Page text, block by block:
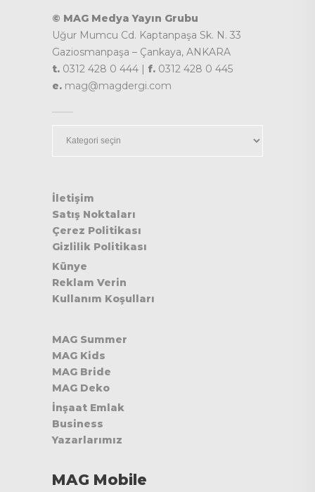
© MAG Medya Yayın Grubu
Uğur Mumcu Cd. Kaptanpaşa Sk. N. 33
Gaziosmanpaşa – Çankaya, ANKARA
t. 0312 428 0 444 | f. 0312 428 0 445
e. mag@magdergi.com
İletişim
Satış Noktaları
Çerez Politikası
Gizlilik Politikası
Künye
Reklam Verin
Kullanım Koşulları
MAG Summer
MAG Kids
MAG Bride
MAG Deko
İnşaat Emlak
Business
Yazarlarımız
MAG Mobile